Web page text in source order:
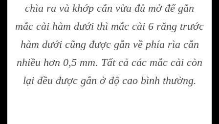
chìa ra và khớp cắn vừa đủ mở để gắn
mắc cài hàm dưới thì mắc cài 6 răng trước
hàm dưới cũng được gắn về phía rìa cắn
nhiều hơn 0,5 mm. Tất cả các mắc cài còn
lại đều được gắn ở độ cao bình thường.